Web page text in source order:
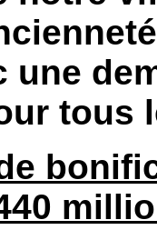
une
tous